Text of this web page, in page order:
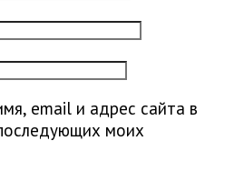
email и адрес сайта в
моих